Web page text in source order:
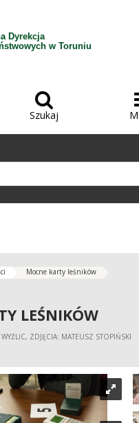
Dyrekcja
w Toruniu

Szukaj
Mocne karty leśników
LEŚNIKÓW
ZDJĘCIA: MATEUSZ STOPIŃSKI